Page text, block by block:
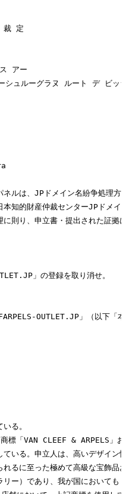
アー
シュルーグラヌ ルート デ ビッ
ルは、JPドメイン名紛争処理方
知的財産仲裁センターJPドメイ
則り、申立書・提出された証拠
」の登録を取り消せ。
OUTLET.JP」（以下「
る。
VAN CLEEF & ARPELS」お
。申立人は、高いデザイン性
に至った極めて高級な宝飾品お
）であり、我が国においても